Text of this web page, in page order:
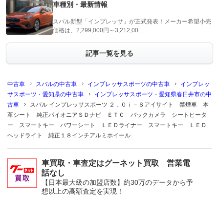
車種別・最新情報
スバル新型「インプレッサ」が正式発表！メーカー希望小売
価格は、2,299,000円～3,212,00…
記事一覧を見る
中古車 スバルの中古車 インプレッサスポーツの中古車
インプレッ
サスポーツ・愛知県の中古車
インプレッサスポーツ・愛知県春日井市の中
古車
スバル インプレッサスポーツ ２．０ｉ－Ｓアイサイト 禁煙車 本
革シート 純正パイオニアＳＤナビ ＥＴＣ バックカメラ シートヒータ
ー スマートキー パワーシート ＬＥＤライナー スマートキー ＬＥＤ
ヘッドライト 純正１８インチアルミホイール
車買取・車査定はグーネット買取 営業電
話なし
【日本最大級の加盟店数】約30万のデータから予
想以上の高額査定を実現！